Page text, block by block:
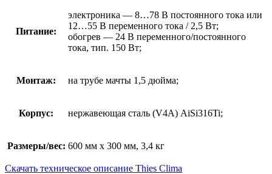
Питание:
электроника — 8…78 В постоянного тока или
12…55 В переменного тока / 2,5 Вт;
обогрев — 24 В переменного/постоянного
тока, тип. 150 Вт;
Монтаж: на трубе мачты 1,5 дюйма;
Корпус: нержавеющая сталь (V4A) AiSi316Ti;
Размеры/вес: 600 мм х 300 мм, 3,4 кг
Скачать техническое описание Thies Clima